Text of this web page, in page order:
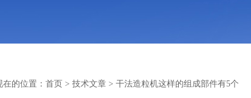
在的位置： 首页 > 技术文章 > 干法造粒机这样的组成部件有5个